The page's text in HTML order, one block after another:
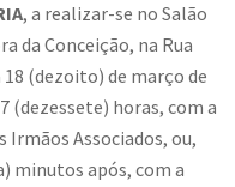
, a realizar-se no Salão
da Conceição, na Rua
18 (dezoito) de março de
(dezessete) horas, com a
Irmãos Associados, ou,
minutos após, com a